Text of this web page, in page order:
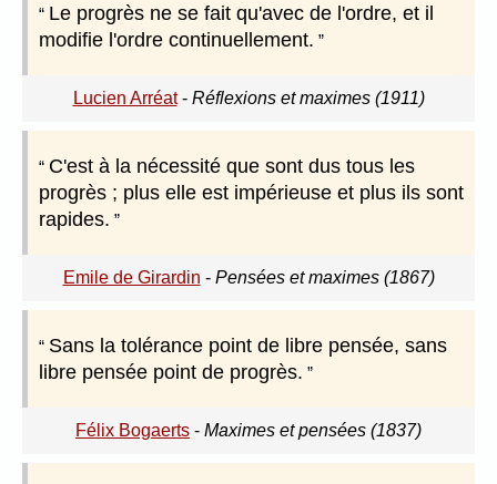
Le progrès ne se fait qu'avec de l'ordre, et il
modifie l'ordre continuellement.
Lucien Arréat- Réflexions et maximes (1911)
C'est à la nécessité que sont dus tous les
progrès ; plus elle est impérieuse et plus ils sont
rapides.
Emile de Girardin - Pensées et maximes (1867)
Sans la tolérance point de libre pensée, sans
libre pensée point de progrès.
Félix Bogaerts - Maximes et pensées (1837)